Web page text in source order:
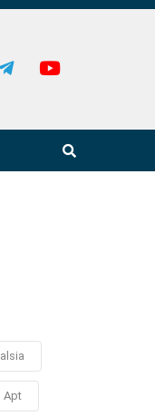
alsia
Apt